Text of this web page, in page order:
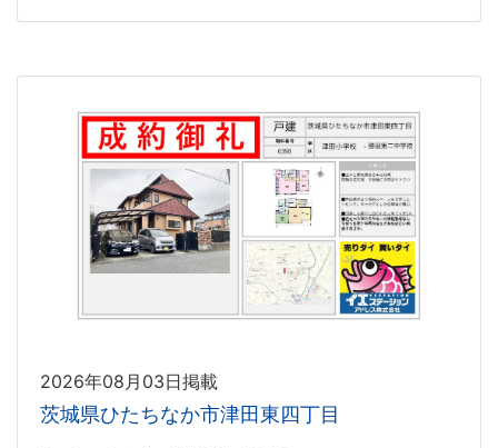
2026年08月03日掲載
茨城県ひたちなか市津田東四丁目